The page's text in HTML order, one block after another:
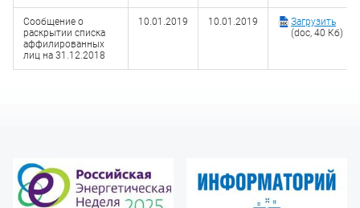
Сообщение о
раскрытии списка
аффилированных
лиц на 31.12.2018
10.01.2019 10.01.2019
Загрузить
(doc, 40 Кб)